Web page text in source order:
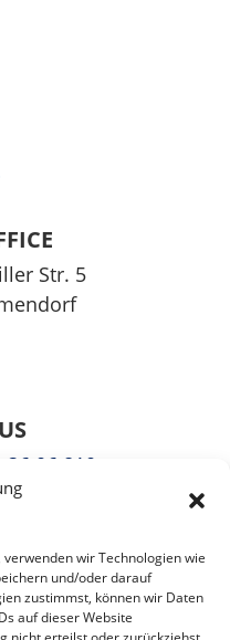
wir Technologien wie
und/oder darauf
zustimmst, können wir Daten
auf dieser Website
Str. 5
36 06 810